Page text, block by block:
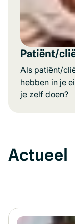
Patiënt/
Als patiënt/
hebben in je
je zelf doen?
Actueel